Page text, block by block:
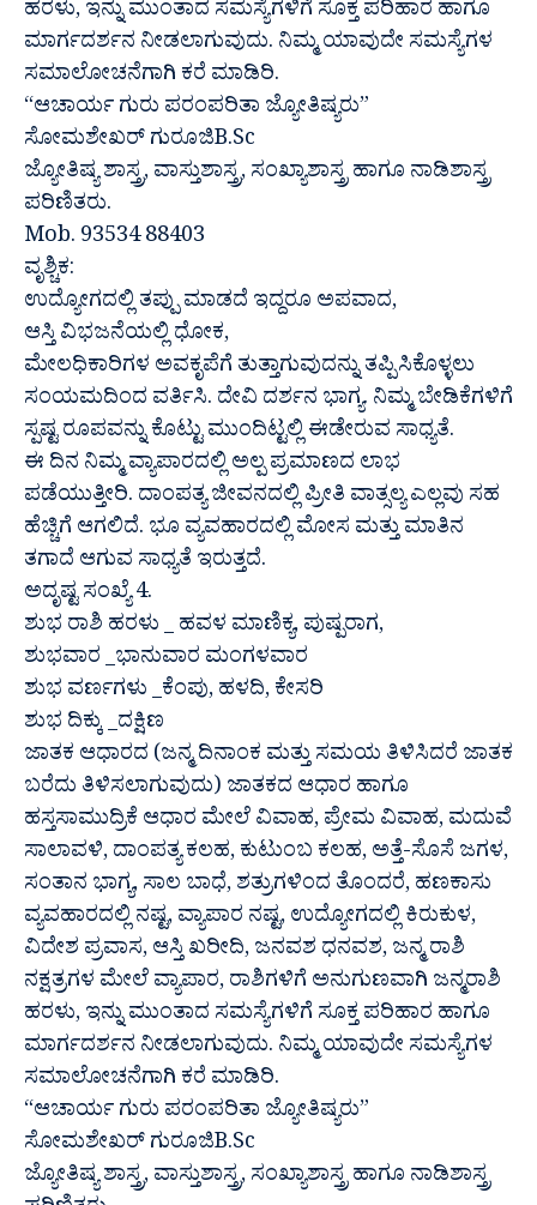
ಹರಳು, ಇನ್ನು ಮುಂತಾದ ಸಮಸ್ಯೆಗಳಿಗೆ ಸೂಕ್ತ ಪರಿಹಾರ ಹಾಗೂ
ಮಾರ್ಗದರ್ಶನ ನೀಡಲಾಗುವುದು. ನಿಮ್ಮ ಯಾವುದೇ ಸಮಸ್ಯೆಗಳ
ಸಮಾಲೋಚನೆಗಾಗಿ ಕರೆ ಮಾಡಿರಿ.
“ಆಚಾರ್ಯ ಗುರು ಪರಂಪರಿತಾ ಜ್ಯೋತಿಷ್ಯರು”
ಸೋಮಶೇಖರ್ ಗುರೂಜಿB.Sc
ಜ್ಯೋತಿಷ್ಯ ಶಾಸ್ತ್ರ, ವಾಸ್ತುಶಾಸ್ತ್ರ, ಸಂಖ್ಯಾಶಾಸ್ತ್ರ ಹಾಗೂ ನಾಡಿಶಾಸ್ತ್ರ
ಪರಿಣಿತರು.
Mob. 93534 88403
ವೃಶ್ಚಿಕ:
ಉದ್ಯೋಗದಲ್ಲಿ ತಪ್ಪು ಮಾಡದೆ ಇದ್ದರೂ ಅಪವಾದ,
ಆಸ್ತಿ ವಿಭಜನೆಯಲ್ಲಿ ಧೋಕ,
ಮೇಲಧಿಕಾರಿಗಳ ಅವಕೃಪೆಗೆ ತುತ್ತಾಗುವುದನ್ನು ತಪ್ಪಿಸಿಕೊಳ್ಳಲು
ಸಂಯಮದಿಂದ ವರ್ತಿಸಿ. ದೇವಿ ದರ್ಶನ ಭಾಗ್ಯ. ನಿಮ್ಮ ಬೇಡಿಕೆಗಳಿಗೆ
ಸ್ಪಷ್ಟ ರೂಪವನ್ನು ಕೊಟ್ಟು ಮುಂದಿಟ್ಟಲ್ಲಿ ಈಡೇರುವ ಸಾಧ್ಯತೆ.
ಈ ದಿನ ನಿಮ್ಮ ವ್ಯಾಪಾರದಲ್ಲಿ ಅಲ್ಪ ಪ್ರಮಾಣದ ಲಾಭ
ಪಡೆಯುತ್ತೀರಿ. ದಾಂಪತ್ಯ ಜೀವನದಲ್ಲಿ ಪ್ರೀತಿ ವಾತ್ಸಲ್ಯ ಎಲ್ಲವು ಸಹ
ಹೆಚ್ಚಿಗೆ ಆಗಲಿದೆ. ಭೂ ವ್ಯವಹಾರದಲ್ಲಿ ಮೋಸ ಮತ್ತು ಮಾತಿನ
ತಗಾದೆ ಆಗುವ ಸಾಧ್ಯತೆ ಇರುತ್ತದೆ.
ಅದೃಷ್ಟ ಸಂಖ್ಯೆ 4.
ಶುಭ ರಾಶಿ ಹರಳು _ ಹವಳ ಮಾಣಿಕ್ಯ, ಪುಷ್ಪರಾಗ,
ಶುಭವಾರ _ಭಾನುವಾರ ಮಂಗಳವಾರ
ಶುಭ ವರ್ಣಗಳು _ಕೆಂಪು, ಹಳದಿ, ಕೇಸರಿ
ಶುಭ ದಿಕ್ಕು _ದಕ್ಷಿಣ
ಜಾತಕ ಆಧಾರದ (ಜನ್ಮ ದಿನಾಂಕ ಮತ್ತು ಸಮಯ ತಿಳಿಸಿದರೆ ಜಾತಕ
ಬರೆದು ತಿಳಿಸಲಾಗುವುದು) ಜಾತಕದ ಆಧಾರ ಹಾಗೂ
ಹಸ್ತಸಾಮುದ್ರಿಕೆ ಆಧಾರ ಮೇಲೆ ವಿವಾಹ, ಪ್ರೇಮ ವಿವಾಹ, ಮದುವೆ
ಸಾಲಾವಳಿ, ದಾಂಪತ್ಯ ಕಲಹ, ಕುಟುಂಬ ಕಲಹ, ಅತ್ತೆ-ಸೊಸೆ ಜಗಳ,
ಸಂತಾನ ಭಾಗ್ಯ, ಸಾಲ ಬಾಧೆ, ಶತ್ರುಗಳಿಂದ ತೊಂದರೆ, ಹಣಕಾಸು
ವ್ಯವಹಾರದಲ್ಲಿ ನಷ್ಟ, ವ್ಯಾಪಾರ ನಷ್ಟ, ಉದ್ಯೋಗದಲ್ಲಿ ಕಿರುಕುಳ,
ವಿದೇಶ ಪ್ರವಾಸ, ಆಸ್ತಿ ಖರೀದಿ, ಜನವಶ ಧನವಶ, ಜನ್ಮ ರಾಶಿ
ನಕ್ಷತ್ರಗಳ ಮೇಲೆ ವ್ಯಾಪಾರ, ರಾಶಿಗಳಿಗೆ ಅನುಗುಣವಾಗಿ ಜನ್ಮರಾಶಿ
ಹರಳು, ಇನ್ನು ಮುಂತಾದ ಸಮಸ್ಯೆಗಳಿಗೆ ಸೂಕ್ತ ಪರಿಹಾರ ಹಾಗೂ
ಮಾರ್ಗದರ್ಶನ ನೀಡಲಾಗುವುದು. ನಿಮ್ಮ ಯಾವುದೇ ಸಮಸ್ಯೆಗಳ
ಸಮಾಲೋಚನೆಗಾಗಿ ಕರೆ ಮಾಡಿರಿ.
“ಆಚಾರ್ಯ ಗುರು ಪರಂಪರಿತಾ ಜ್ಯೋತಿಷ್ಯರು”
ಸೋಮಶೇಖರ್ ಗುರೂಜಿB.Sc
ಜ್ಯೋತಿಷ್ಯ ಶಾಸ್ತ್ರ, ವಾಸ್ತುಶಾಸ್ತ್ರ, ಸಂಖ್ಯಾಶಾಸ್ತ್ರ ಹಾಗೂ ನಾಡಿಶಾಸ್ತ್ರ